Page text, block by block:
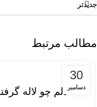
جدیدتر
مطالب مرتبط
30
دسامبر
محمدحسین سرآهنگ
دلم چو لاله